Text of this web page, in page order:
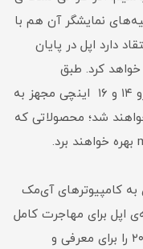
۲۰۲۰ باشد، حاشیه‌های نمایشگر آن هم با
دارد اپل در پایان
کرد. طبق
پیش‌بینی‌های مینگ چی کو، مک‌ بوک پرو ۱۴ و ۱۶ اینچی مجهز به
سوم ۲۰۲۱ آماده نخواهند شد؛ محصولاتی که
کامپیوترهای آی‌مک
اپل برای مهاجرت کامل
از اینتل به آرم، می‌توان سال ۲۰۲۱ یا ۲۰۲۲ را برای معرفی و